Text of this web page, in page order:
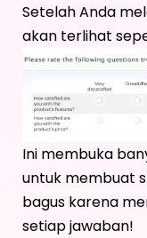
Setelah Anda
akan terlihat
Ini membuka
untuk membuat
bagus karena
setiap jawaban!